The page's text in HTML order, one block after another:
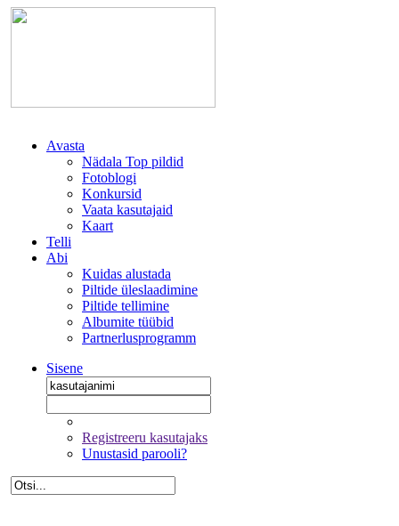
Avasta
Nädala Top pildid
Fotoblogi
Konkursid
Vaata kasutajaid
Kaart
Telli
Abi
Kuidas alustada
Piltide üleslaadimine
Piltide tellimine
Albumite tüübid
Partnerlusprogramm
Sisene
Registreeru kasutajaks
Unustasid parooli?